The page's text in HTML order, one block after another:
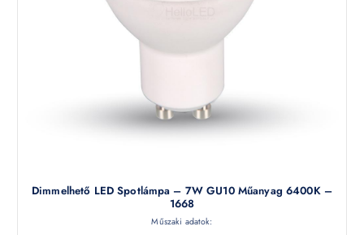
Dimmelhető LED Spotlámpa – 7W GU10 Műanyag 6400K –
1668
Műszaki adatok: